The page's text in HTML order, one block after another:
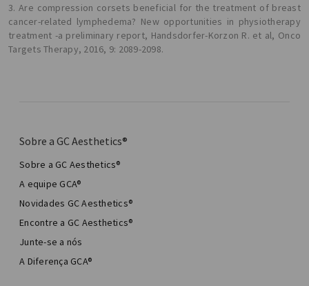
3. Are compression corsets beneficial for the treatment of breast
cancer-related lymphedema? New opportunities in physiotherapy
treatment -a preliminary report, Handsdorfer-Korzon R. et al, Onco
Targets Therapy, 2016, 9: 2089-2098.
Sobre a GC Aesthetics®
Sobre a GC Aesthetics®
A equipe GCA®
Novidades GC Aesthetics®
Encontre a GC Aesthetics®
Junte-se a nós
A Diferença GCA®